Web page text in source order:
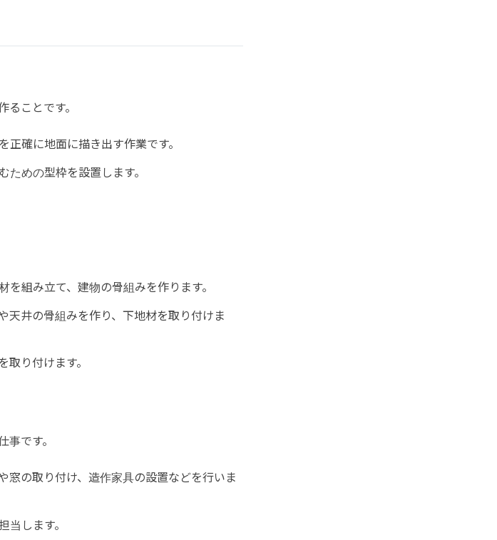
ることです。
正確に地面に描き出す作業です。
ための型枠を設置します。
を組み立て、建物の骨組みを作ります。
天井の骨組みを作り、下地材を取り付けま
取り付けます。
事です。
窓の取り付け、造作家具の設置などを行いま
当します。